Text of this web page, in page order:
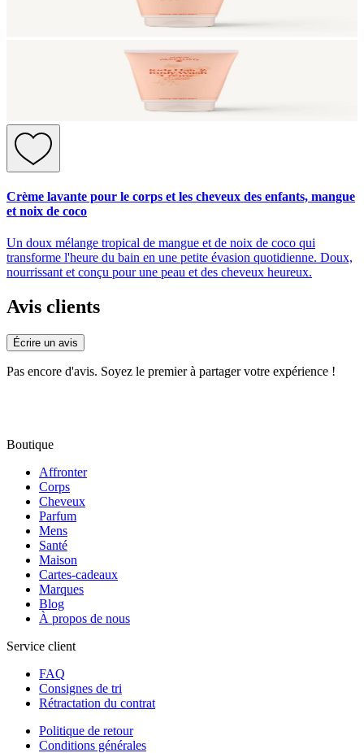
Crème lavante pour le corps et les cheveux des enfants, mangue
et noix de coco
Un doux mélange tropical de mangue et de noix de coco qui
transforme l'heure du bain en une petite évasion quotidienne. Doux,
nourrissant et conçu pour une peau et des cheveux heureux.
Avis clients
Écrire un avis
Pas encore d'avis. Soyez le premier à partager votre expérience !
Boutique
Affronter
Corps
Cheveux
Parfum
Mens
Santé
Maison
Cartes-cadeaux
Marques
Blog
À propos de nous
Service client
FAQ
Consignes de tri
Rétractation du contrat
Politique de retour
Conditions générales